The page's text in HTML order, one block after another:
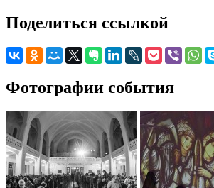
Поделиться ссылкой
Фотографии события